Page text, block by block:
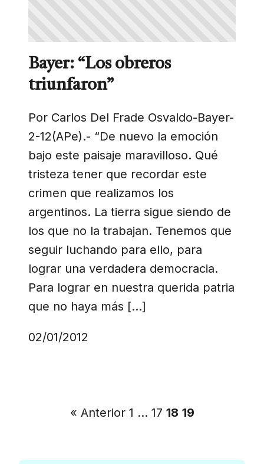
Bayer: “Los obreros
triunfaron”
Por Carlos Del Frade Osvaldo-Bayer-
2-12(APe).- “De nuevo la emoción
bajo este paisaje maravilloso. Qué
tristeza tener que recordar este
crimen que realizamos los
argentinos. La tierra sigue siendo de
los que no la trabajan. Tenemos que
seguir luchando para ello, para
lograr una verdadera democracia.
Para lograr en nuestra querida patria
que no haya más […]
02/01/2012
« Anterior 1 … 17 18 19